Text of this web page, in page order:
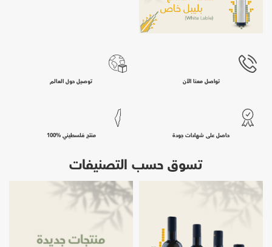
تواصل معنا الآن توصيل حول العالم
حاصل على شهادات جودة منتج فلسطيني %100
تسوق حسب التصنيفات